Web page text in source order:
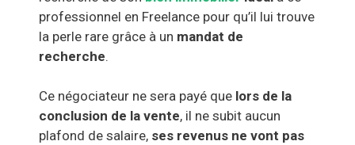
professionnel en Freelance pour qu’il lui trouve
la perle rare grâce à un mandat de
recherche.
Ce négociateur ne sera payé que lors de la
conclusion de la vente, il ne subit aucun
plafond de salaire, ses revenus ne vont pas